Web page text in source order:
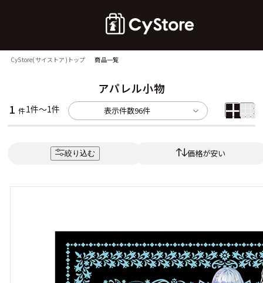
CyStore(サイストア)トップ 商品一覧
アパレル小物
1 件1件～1件 表示件数96件
絞り込む 価格が安い